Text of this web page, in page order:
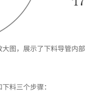
大图，展示了下料导管内部
料三个步骤：